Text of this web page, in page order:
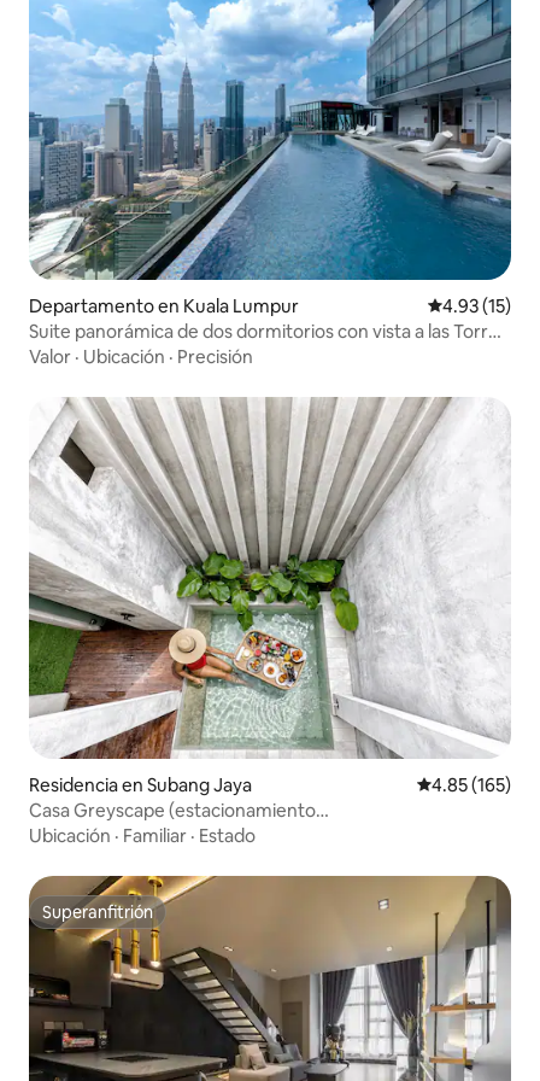
Departamento en Kuala Lumpur Calificación
4.93 (15)
Suite panorámica de dos dormitorios con vista a las Torres
Gemelas
Valor · Ubicación · Precisión
Residencia en Subang Jaya Calificación
4.85 (165)
Casa Greyscape (estacionamiento
gratuito,Netflix,Wifi,aterrizado)
Ubicación · Familiar · Estado
Superanfitrión
Superanfitrión